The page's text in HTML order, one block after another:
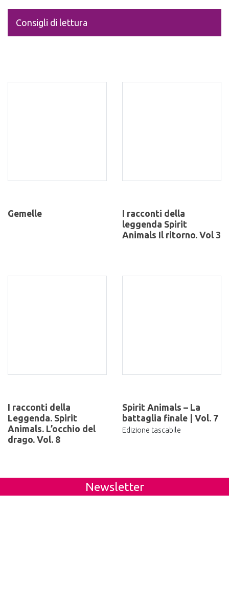
Consigli di lettura
Gemelle
I racconti della
leggenda Spirit
Animals Il ritorno. Vol 3
I racconti della
Leggenda. Spirit
Animals. L’occhio del
drago. Vol. 8
Spirit Animals – La
battaglia finale | Vol. 7
Edizione tascabile
Newsletter